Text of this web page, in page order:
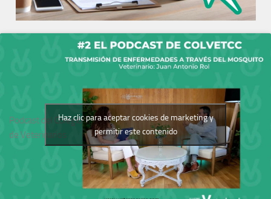
Podcast del Colegio
de Veterinarios
Haz clic para aceptar cookies de marketing y
permitir este contenido